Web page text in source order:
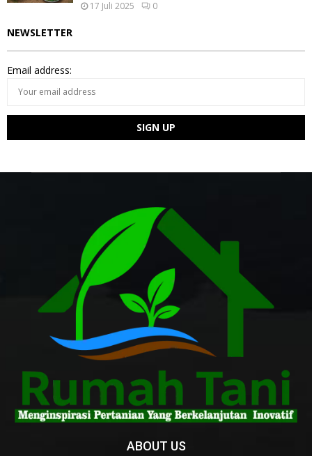
17 Juli 2025 0
NEWSLETTER
Email address:
ABOUT US